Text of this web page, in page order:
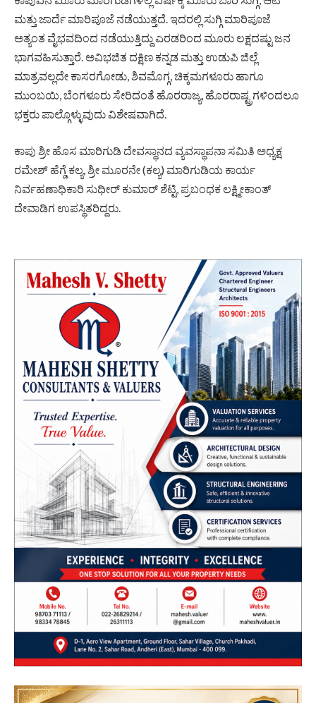
ಮತ್ತು ಜಾರ್ದೆ ಮಾರಿಪೂಜೆ ನಡೆಯುತ್ತದೆ. ಇದರಲ್ಲಿ ಸುಗ್ಗಿ ಮಾರಿಪೂಜೆ
ಅತ್ಯಂತ ವೈಭವದಿಂದ ನಡೆಯುತ್ತಿದ್ದು ಎರಡರಿಂದ ಮೂರು ಲಕ್ಷದಷ್ಟು ಜನ
ಭಾಗವಹಿಸುತ್ತಾರೆ. ಅವಿಭಜಿತ ದಕ್ಷಿಣ ಕನ್ನಡ ಮತ್ತು ಉಡುಪಿ ಜಿಲ್ಲೆ
ಮಾತ್ರವಲ್ಲದೇ ಕಾಸರಗೋಡು, ಶಿವಮೊಗ್ಗ, ಚಿಕ್ಕಮಗಳೂರು ಹಾಗೂ
ಮುಂಬಯಿ, ಬೆಂಗಳೂರು ಸೇರಿದಂತೆ ಹೊರರಾಜ್ಯ, ಹೊರರಾಷ್ಟ್ರಗಳಿಂದಲೂ
ಭಕ್ತರು ಪಾಲ್ಗೊಳ್ಳುವುದು ವಿಶೇಷವಾಗಿದೆ.
ಕಾಪು ಶ್ರೀ ಹೊಸ ಮಾರಿಗುಡಿ ದೇವಸ್ಥಾನದ ವ್ಯವಸ್ಥಾಪನಾ ಸಮಿತಿ ಅಧ್ಯಕ್ಷ
ರಮೇಶ್ ಹೆಗ್ಡೆ ಕಲ್ಯ, ಶ್ರೀ ಮೂರನೇ (ಕಲ್ಯ) ಮಾರಿಗುಡಿಯ ಕಾರ್ಯ
ನಿರ್ವಹಣಾಧಿಕಾರಿ ಸುಧೀರ್ ಕುಮಾರ್ ಶೆಟ್ಟಿ, ಪ್ರಬಂಧಕ ಲಕ್ಷ್ಮೀಕಾಂತ್
ದೇವಾಡಿಗ ಉಪಸ್ಥಿತರಿದ್ದರು.